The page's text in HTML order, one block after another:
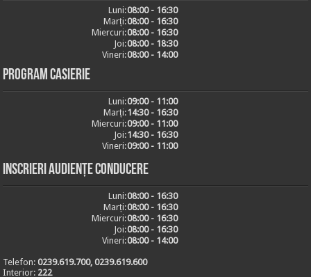
Luni:08:00 - 16:30
Marți:08:00 - 16:30
Miercuri:08:00 - 16:30
Joi:08:00 - 18:30
Vineri:08:00 - 14:00
Program casierie
Luni:09:00 - 11:00
Marți:14:30 - 16:30
Miercuri:09:00 - 11:00
Joi:14:30 - 16:30
Vineri:09:00 - 11:00
Inscrieri audiențe conducere
Luni:08:00 - 16:30
Marți:08:00 - 16:30
Miercuri:08:00 - 16:30
Joi:08:00 - 16:30
Vineri:08:00 - 14:00
Telefon:0239.619.700, 0239.619.600
Interior: 222